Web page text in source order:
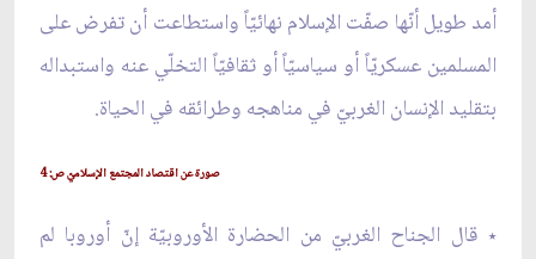
أمد طويل أنّها صفّت الإسلام نهائيّاً واستطاعت أن تفرض على
المسلمين عسكريّاً أو سياسيّاً أو ثقافيّاً التخلّي عنه واستبداله
بتقليد الإنسان الغربيّ في مناهجه وطرائقه في الحياة.
صورة عن اقتصاد المجتمع الإسلاميّ ص: 4
٭ قال الجناح الغربيّ من الحضارة الأوروبيّة إنّ أوروبا لم